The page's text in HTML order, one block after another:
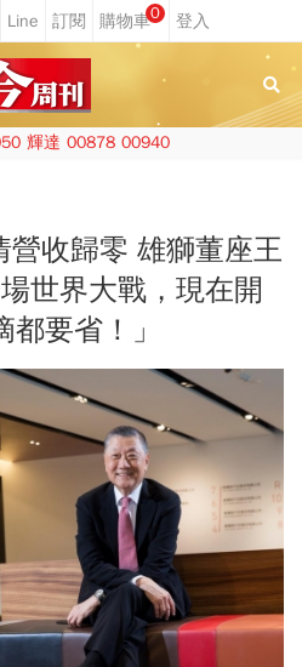
0
輝達 00878 00940
收歸零 雄獅董座王
世界大戰，現在開
都要省！」